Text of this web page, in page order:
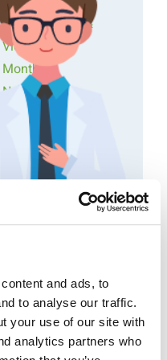
and ads, to
to analyse our traffic.
your use of our site with
analytics partners who
(PSD)
Schokolade der
Bettersizer 2600
1 dargestellt. Es
ist. Die
Verteilung zeigt
Kakaopartikel
Am groben Ende
einen größeren
Presentations &
Videos
Monthly
Newsletters
Exclusive Events...
von
180 Zeta Max